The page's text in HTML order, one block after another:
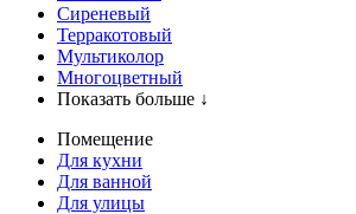
Сиреневый
Терракотовый
Мультиколор
Многоцветный
Показать больше ↓
Помещение
Для кухни
Для ванной
Для улицы